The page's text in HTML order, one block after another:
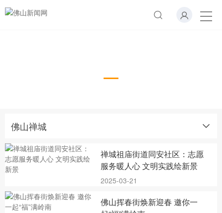
佛山禅城
禅城祖庙街道同安社区：志愿
服务暖人心 文明实践绘新景
2025-03-21
佛山挥春街焕新迎春 邀你一